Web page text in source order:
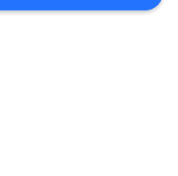
خريطة